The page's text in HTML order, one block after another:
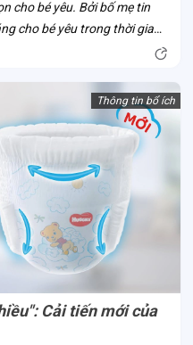
cho bé yêu. Bởi bố mẹ tin
cho bé yêu trong thời gian
sở hữu ưu điểm vượt trội
Thông tin bổ ích
Cải tiến mới của